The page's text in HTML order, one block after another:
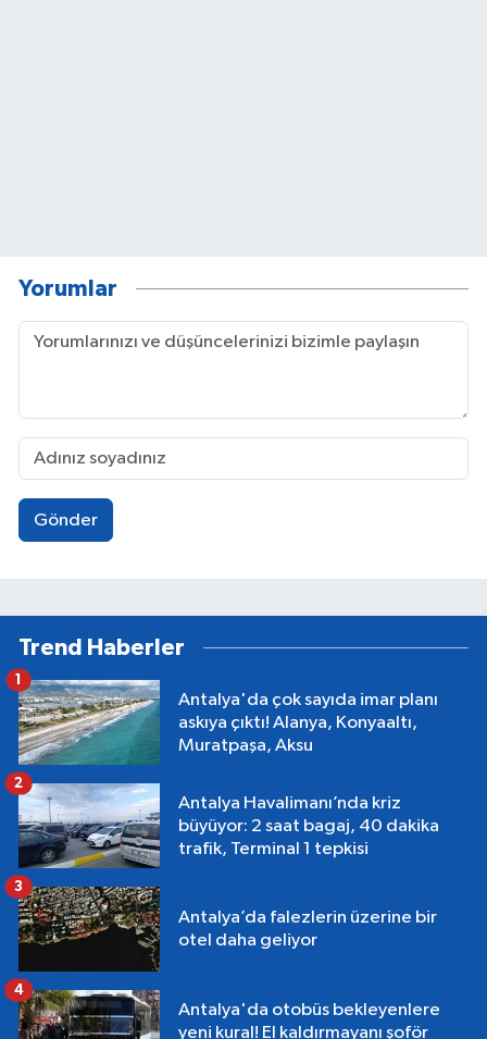
Yorumlar
Gönder
Trend Haberler
Antalya'da çok sayıda imar planı
askıya çıktı! Alanya, Konyaaltı,
Muratpaşa, Aksu
1
Antalya Havalimanı’nda kriz
büyüyor: 2 saat bagaj, 40 dakika
trafik, Terminal 1 tepkisi
2
Antalya’da falezlerin üzerine bir
otel daha geliyor
3
Antalya'da otobüs bekleyenlere
yeni kural! El kaldırmayanı şoför
4